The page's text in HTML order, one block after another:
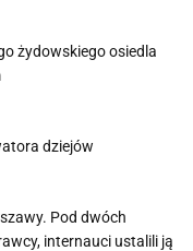
żydowskiego osiedla
dziejów
Pod dwóch
internauci ustalili ją